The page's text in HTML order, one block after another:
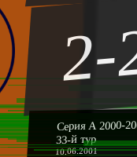
2-
Серия А 2000-
33-й тур
10.06.2001